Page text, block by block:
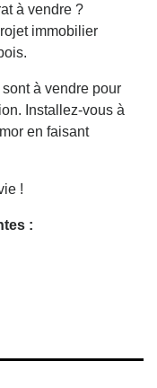
à vendre ?
immobilier
à vendre pour
Installez-vous à
en faisant
!
: